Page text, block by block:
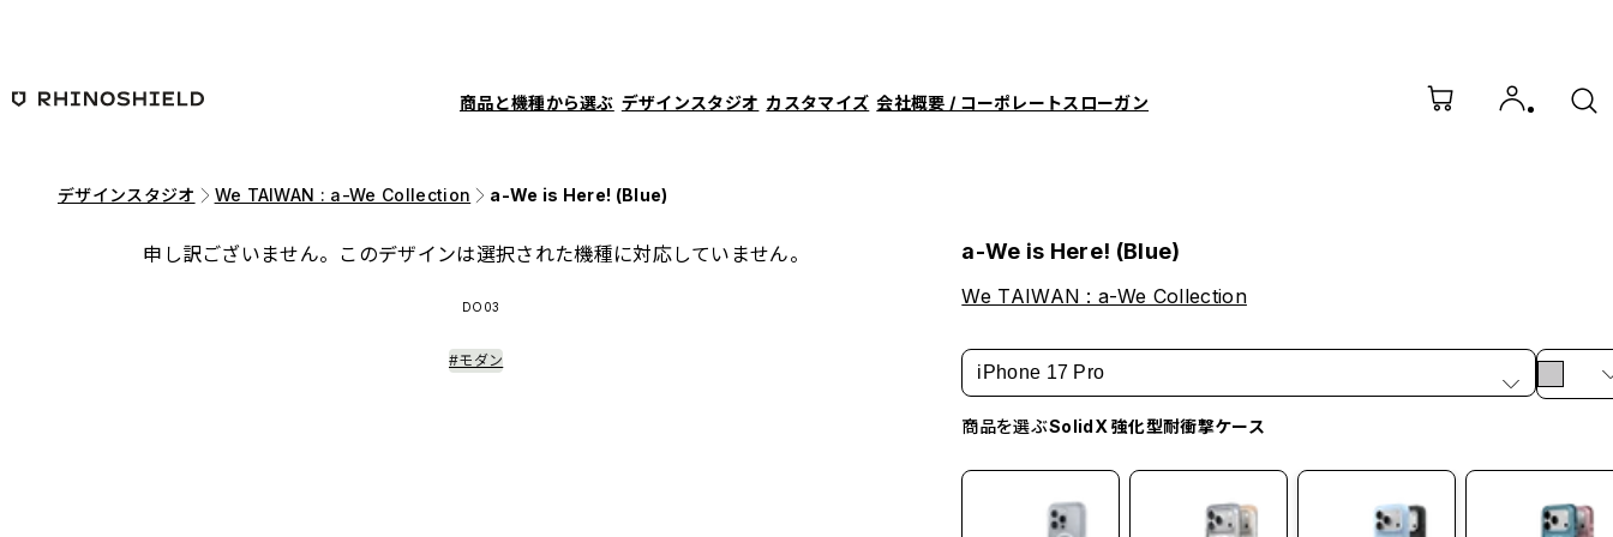
商品と機種から選ぶ デザインスタジオ カスタマイズ 会社概要 / コーポレートスローガン
デザインスタジオ We TAIWAN : a-We Collection a-We is Here! (Blue)
申し訳ございません。このデザインは選択された機種に対応していません。
DO03
#モダン
a-We is Here! (Blue)
We TAIWAN : a-We Collection
iPhone 17 Pro
商品を選ぶSolidX 強化型耐衝撃ケース